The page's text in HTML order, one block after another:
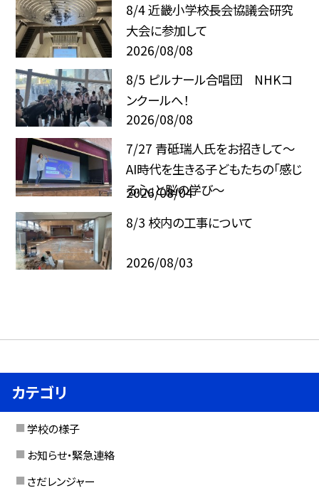
8/4 近畿小学校長会協議会研究
大会に参加して
2026/08/08
8/5 ピルナール合唱団 NHKコ
ンクールへ！
2026/08/08
7/27 青砥瑞人氏をお招きして〜
AI時代を生きる子どもたちの「感じ
る心」と脳の学び〜
2026/08/04
8/3 校内の工事について
2026/08/03
カテゴリ
学校の様子
お知らせ・緊急連絡
さだレンジャー